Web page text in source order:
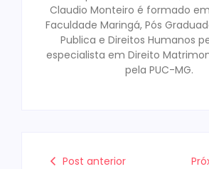
Claudio Monteiro é formado
Faculdade Maringá, Pós
Publica e Direitos Humanos
especialista em Direito
pela PUC-MG.
Post anterior